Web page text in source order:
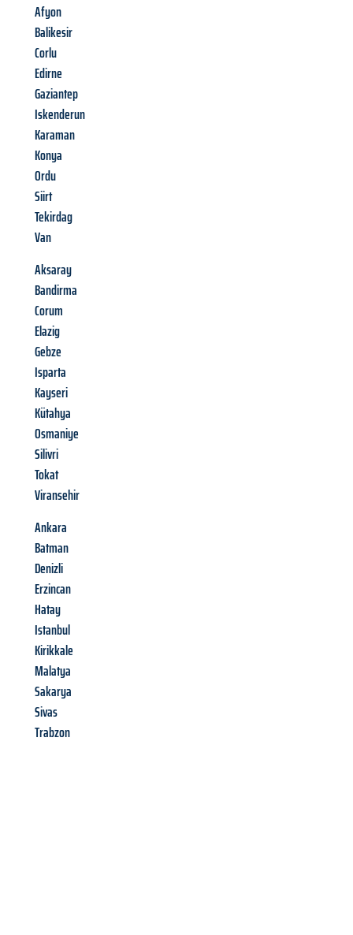
Afyon
Balikesir
Corlu
Edirne
Gaziantep
Iskenderun
Karaman
Konya
Ordu
Siirt
Tekirdag
Van
Aksaray
Bandirma
Corum
Elazig
Gebze
Isparta
Kayseri
Kütahya
Osmaniye
Silivri
Tokat
Viransehir
Ankara
Batman
Denizli
Erzincan
Hatay
Istanbul
Kirikkale
Malatya
Sakarya
Sivas
Trabzon